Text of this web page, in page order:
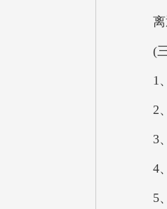
离退
(三
1、
2、
3、
4、
5、